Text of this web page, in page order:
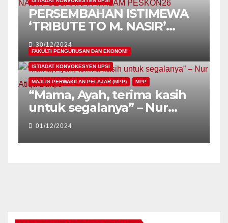
PERSEMBAHAN ISTIMEWA
‘TRIBUTE TO M. NASIR’
GEGARKAN MALAM
PESKON26
30/12/2024
FAKULTI PENGURUSAN DAN EKONOMI
ISTIADAT KONVOKESYEN UPSI
MAJLIS PERWAKILAN PELAJAR (MPP) MPP
“Mama, Ayah, terima kasih
untuk segalanya” – Nur
Atiqa Balqis
01/12/2024